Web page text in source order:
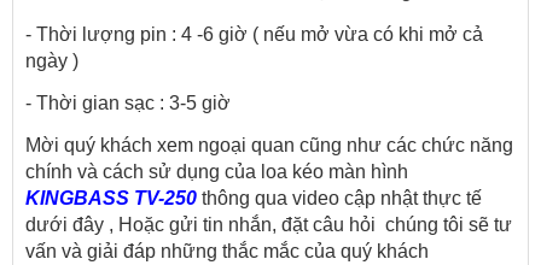
- Thời lượng pin : 4 -6 giờ ( nếu mở vừa có khi mở cả
ngày )
- Thời gian sạc : 3-5 giờ
Mời quý khách xem ngoại quan cũng như các chức năng
chính và cách sử dụng của loa kéo màn hình
KINGBASS TV-250 thông qua video cập nhật thực tế
dưới đây , Hoặc gửi tin nhắn, đặt câu hỏi  chúng tôi sẽ tư
vấn và giải đáp những thắc mắc của quý khách